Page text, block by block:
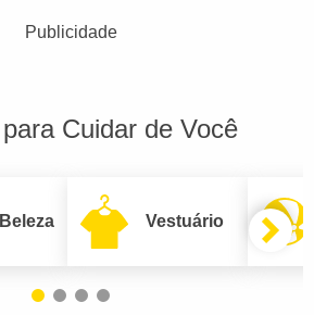
Publicidade
Cuidar de Você
Vestuário